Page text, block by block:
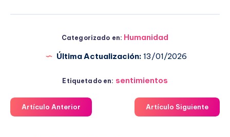
Categorizado en: Humanidad
Última Actualización: 13/01/2026
Etiquetado en: sentimientos
Artículo Anterior Artículo Siguiente